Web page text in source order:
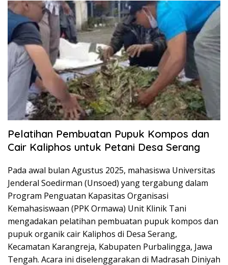
Pelatihan Pembuatan Pupuk Kompos dan
Cair Kaliphos untuk Petani Desa Serang
Pada awal bulan Agustus 2025, mahasiswa Universitas
Jenderal Soedirman (Unsoed) yang tergabung dalam
Program Penguatan Kapasitas Organisasi
Kemahasiswaan (PPK Ormawa) Unit Klinik Tani
mengadakan pelatihan pembuatan pupuk kompos dan
pupuk organik cair Kaliphos di Desa Serang,
Kecamatan Karangreja, Kabupaten Purbalingga, Jawa
Tengah. Acara ini diselenggarakan di Madrasah Diniyah